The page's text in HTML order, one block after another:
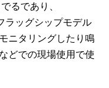
るであり、
ラッグシップモデル
ニタリングしたり鳴
どでの現場使用で使